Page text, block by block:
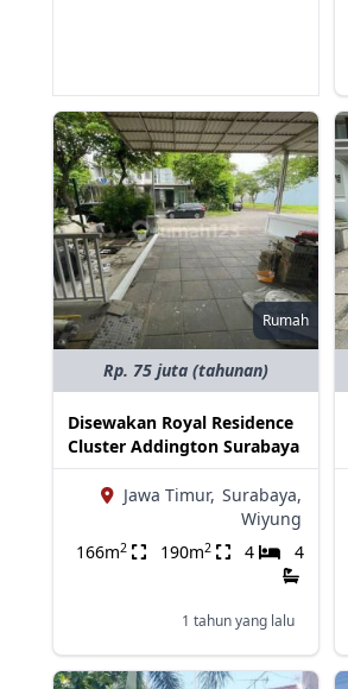
Rumah
Rp. 75 juta (tahunan)
Disewakan Royal Residence
Cluster Addington Surabaya
Jawa Timur, Surabaya,
Wiyung
166m2 190m2 4 4
1 tahun yang lalu